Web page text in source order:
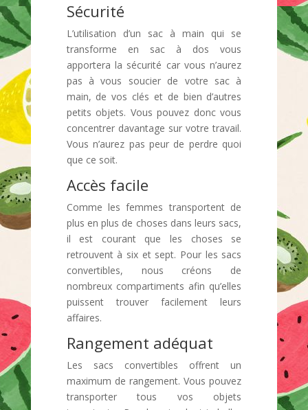
Sécurité
L’utilisation d’un sac à main qui se
transforme en sac à dos vous
apportera la sécurité car vous n’aurez
pas à vous soucier de votre sac à
main, de vos clés et de bien d’autres
petits objets. Vous pouvez donc vous
concentrer davantage sur votre travail.
Vous n’aurez pas peur de perdre quoi
que ce soit.
Accès facile
Comme les femmes transportent de
plus en plus de choses dans leurs sacs,
il est courant que les choses se
retrouvent à six et sept. Pour les sacs
convertibles, nous créons de
nombreux compartiments afin qu’elles
puissent trouver facilement leurs
affaires.
Rangement adéquat
Les sacs convertibles offrent un
maximum de rangement. Vous pouvez
transporter tous vos objets